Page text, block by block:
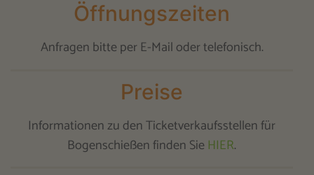
Öffnungszeiten
Anfragen bitte per E-Mail oder telefonisch.
Preise
Informationen zu den Ticketverkaufsstellen für
Bogenschießen finden Sie HIER.